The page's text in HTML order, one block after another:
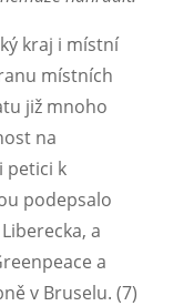
kraj i místní
místních
již mnoho
na
petici k
podepsalo
a
a
v Bruselu. (7)